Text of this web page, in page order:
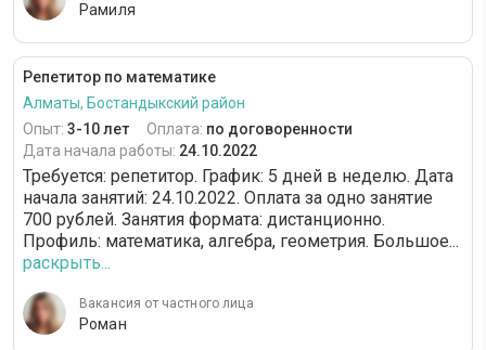
Рамиля
Репетитор по математике
Алматы, Бостандыкский район
Опыт: 3-10 лет Оплата: по договоренности
Дата начала работы: 24.10.2022
Требуется: репетитор. График: 5 дней в неделю. Дата
начала занятий: 24.10.2022. Оплата за одно занятие
700 рублей. Занятия формата: дистанционно.
Профиль: математика, алгебра, геометрия. Большое...
раскрыть...
Вакансия от частного лица
Роман